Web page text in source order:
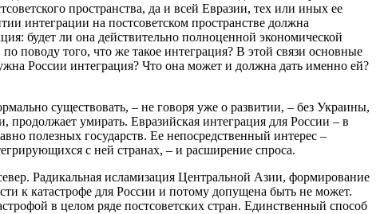
пространства, да и всей Евразии, тех или иных ее
интеграции на постсоветском пространстве должна
будет ли она действительно полноценной экономической
поводу того, что же такое интеграция? В этой связи основные
России интеграция? Что она может и должна дать именно ей?
существовать, – не говоря уже о развитии, – без Украины,
умирать. Евразийская интеграция для России – в
полезных государств. Ее непосредственный интерес –
с ней странах, – и расширение спроса.
Радикальная исламизация Центральной Азии, формирование
к катастрофе для России и потому допущена быть не может.
в целом ряде постсоветских стран. Единственный способ